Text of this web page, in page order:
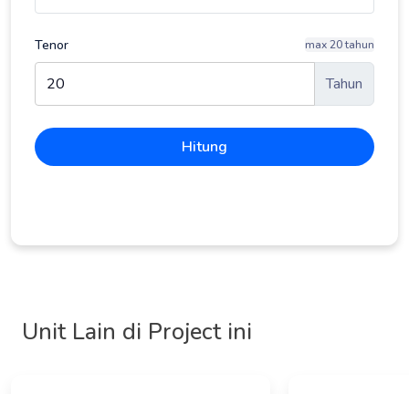
Tenor max 20 tahun
Tahun
Hitung
Unit Lain di Project ini